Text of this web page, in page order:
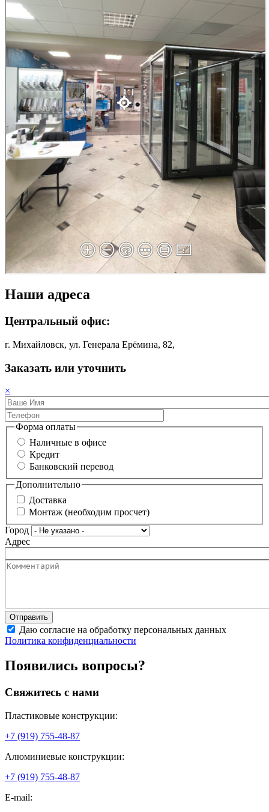
Наши адреса
Центральный офис:
г. Михайловск, ул. Генерала Ерёмина, 82,
Заказать или уточнить
×
Форма оплаты
Наличные в офисе
Кредит
Банковский перевод
Дополнительно
Доставка
Монтаж (необходим просчет)
Город
Адрес
Даю согласие на обработку персональных данных
Политика конфиденциальности
Появились вопросы?
Свяжитесь с нами
Пластиковые конструкции:
+7 (919) 755-48-87
Алюминиевые конструкции:
+7 (919) 755-48-87
E-mail: